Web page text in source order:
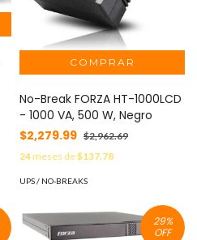
No-Break FORZA HT-1000LCD
- 1000 VA, 500 W, Negro
$2,279.99 $2,962.69
24meses de$137.78
UPS / NO-BREAKS
29%
OFF